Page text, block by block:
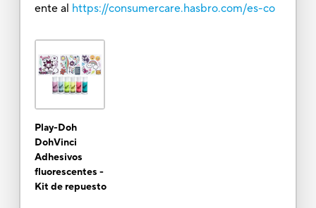
ente al https://consumercare.hasbro.com/es-co
Play-Doh
DohVinci
Adhesivos
fluorescentes -
Kit de repuesto